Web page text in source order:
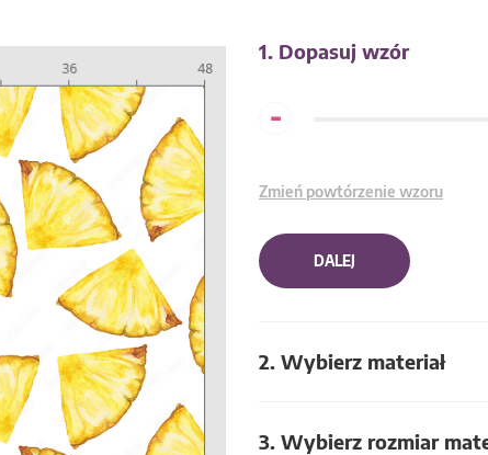
1. Dopasuj wzór
-
Zmień powtórzenie wzoru
DALEJ
2. Wybierz materiał
3. Wybierz rozmiar